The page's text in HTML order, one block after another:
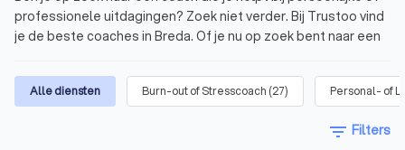
professionele uitdagingen? Zoek niet verder. Bij Trustoo vind
je de beste coaches in Breda. Of je nu op zoek bent naar een
ben je er zeker van dat je een gekwalificeerde coach vindt die
past bij jouw behoeften. Vergelijk vandaag nog vier offertes
Alle diensten Burn-out of Stresscoach (27) Personal- of
filter_list Filters